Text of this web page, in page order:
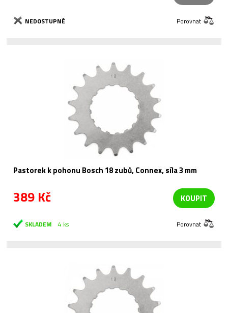
NEDOSTUPNÉ Porovnat
Pastorek k pohonu Bosch 18 zubů, Connex, síla 3 mm
389 Kč KOUPIT
SKLADEM 4 ks Porovnat